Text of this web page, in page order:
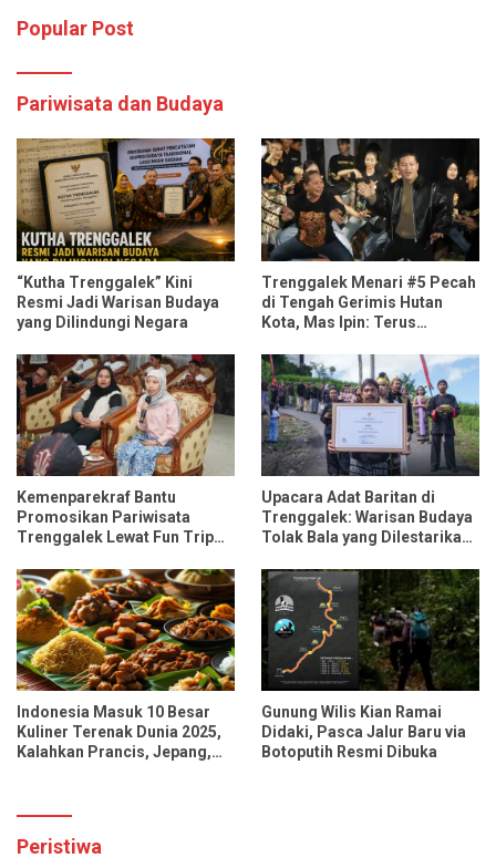
Popular Post
Pariwisata dan Budaya
“Kutha Trenggalek” Kini
Resmi Jadi Warisan Budaya
yang Dilindungi Negara
Trenggalek Menari #5 Pecah
di Tengah Gerimis Hutan
Kota, Mas Ipin: Terus
Kemenparekraf Bantu
Promosikan Pariwisata
Trenggalek Lewat Fun Trip
Media Nasional
Upacara Adat Baritan di
Trenggalek: Warisan Budaya
Tolak Bala yang Dilestarikan
Indonesia Masuk 10 Besar
Kuliner Terenak Dunia 2025,
Kalahkan Prancis, Jepang,
Gunung Wilis Kian Ramai
Didaki, Pasca Jalur Baru via
Botoputih Resmi Dibuka
Peristiwa